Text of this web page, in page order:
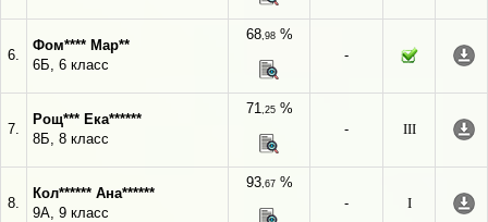
6.
Фом**** Мар**
6Б, 6 класс
68,98%
-
7.
Рощ*** Ека******
8Б, 8 класс
71,25%
-
III
8.
Кол****** Ана******
9А, 9 класс
93,67%
-
I